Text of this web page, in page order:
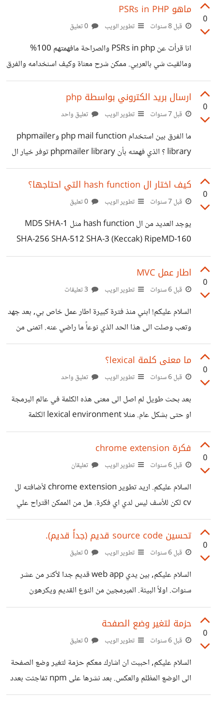
الاحتفاظ ب ال "Domain Name" دائما, ام علي تغييره عندما
0
ماهو PSRs in PHP
قبل 8 سنوات تطوير الويب
انا قرأت عن PSRs in php والصراحة مافهمتهم 100%
ومالقيت شي بالعربي. ممكن شرح معناة وكيف اسنخدامه والفرق
بين psr-0/1/2/3/4/6/7 وليه الباقي تم اهمالهم شكرااا
0
ارسال بريد الكتروني بواسطة php
قبل 7 سنوات تطوير الويب تعليق واحد
ما الفرق بين استخدام php mail function وphpmailer
library ؟ الذي فهمته بأن phpmailer library توفر خيار ال
SMTP, لكن لم افهم جوهره او الفرق بينهم. شكرا :)
0
كيف اختار ال hash function التي احتاجها؟
قبل 7 سنوات تطوير الويب
يوجد العديد من ال hash function مثل MD5 SHA-1
SHA-256 SHA-512 SHA-3 (Keccak) RipeMD-160
Whirlpool scrypt (N=8192, r=8, p=1) bcrypt (4
هل لديهم نفس الوظيفة؟ اذا الجواب كان لا كيف اختار بينهم,
0
اطار عمل MVC
قبل 6 سنوات تطوير الويب
السلام عليكم! ابني منذ فترة كبيرة اطار عمل خاص بي, بعد جهد
وتعب وصلت الى هذا الحد الذي نوعاً ما راضي عنه. اتمنى من
لديه وقت القاء نظرة عليه, ومحالة ايجاد اخطاء او حتى اضافة
requests. شكراَ :)
0
ما معنى كلمة lexical؟
قبل 6 سنوات تطوير الويب تعليق واحد
بعد بحث طويل لم اصل الى معنى هذه الكلمة في عالم البرمجة
او حتى بشكل عام. مثلا lexical environment الكلمة
صادفتها في اثناء تعلمي لطريقة عمل الجافاسكربت (V8
engine) شكراً
0
فكرة chrome extension
قبل 6 سنوات تطوير الويب تعليقان
السلام عليكم. اريد تطوير chrome extension لأضافته لل
cv لكن للأسف ليس لدي اي فكرة. هل من الممكن اقتراح علي
افكار او كتابة مميزات تتمنى ان تكون في المتصفح. شكراً مقدماً
0
تحسين source code قديم (جداً قديم).
قبل 6 سنوات تطوير الويب
السلام عليكم, بين يدي web app قديم جدا لأكثر من عشر
سنوات. اولاً البيئة. المبرمجين من النوع القديم ويكرهون
التطوير وينطبق عليهم جملة "هذا ما وجدنا عليه ابائنا واجدادنا"
فهم ليسوا من النوع الذين يطورون انفسهم حتى ان افضلهم في
ال javascript لا يعرف احدث الادوات. لا يهتمون لجودة الكود
باالنسبة لهم هاجس. فكما يقولون "انه يعمل فلما التطوير" وحتى
ان ارادوا فليسوا يملكون المهارة الكافية لذلك. ثانياً البرنامج. فكما
0
حزمة لتغير وضع الصفحة
قبل 6 سنوات تطوير الويب
السلام عليكم, احببت ان اشارك معكم حزمة لتغير وضع الصفحة
الى الوضع المظلم والعكس. بعد نشرها على npm تفاجئت بعدد
التحميلات التي وصلت الى حوالي 250 في بضع ايام فقط. لهذا